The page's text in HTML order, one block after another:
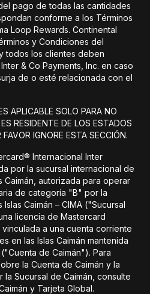
pago de todas las cantidades
conforme a los Términos
Loop Rewards. Continental
y Condiciones del
todos los clientes deben
& Co Payments, Inc. en caso
de o esté relacionada con el
APLICABLE SOLO PARA NO
RESIDENTE DE LOS ESTADOS
IGNORE ESTA SECCIÓN.
Internacional Inter
por la sucursal internacional de
Caimán, autorizada para operar
de categoría "B" por la
Caimán – CIMA ("Sucursal
licencia de Mastercard
a una cuenta corriente
en las Islas Caimán mantenida
de Caimán"). Para
la Cuenta de Caimán y la
Sucursal de Caimán, consulte
y Tarjeta Global.